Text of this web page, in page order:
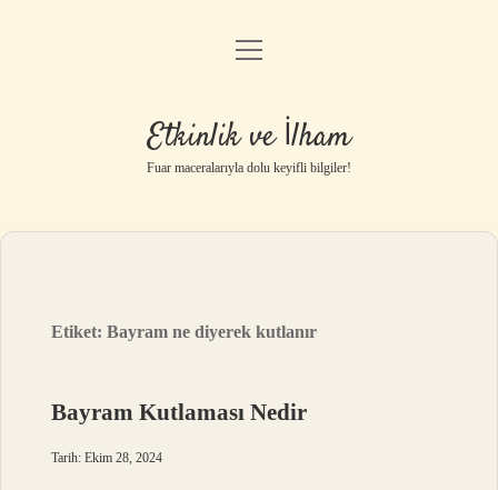
Anasayfa
Gizlilik Politikası
Yasal Uyarı
menüyü
Etkinlik ve İlham
Fuar maceralarıyla dolu keyifli bilgiler!
Etiket:Bayram ne diyerek kutlanır
Bayram Kutlaması Nedir
Tarih: Ekim 28, 2024